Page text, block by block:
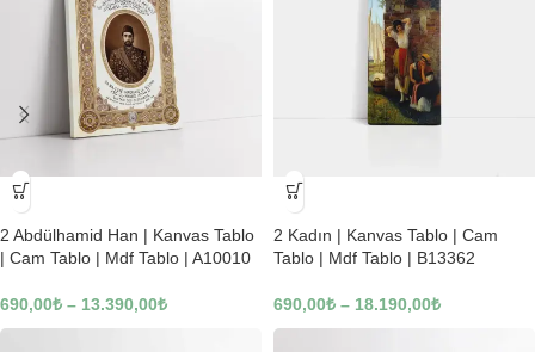
-23%
2 Abdülhamid Han | Kanvas Tablo
| Cam Tablo | Mdf Tablo | A10010
690,00₺ – 13.390,00₺
-23%
2 Kadın | Kanvas Tablo | Cam
Tablo | Mdf Tablo | B13362
690,00₺ – 18.190,00₺